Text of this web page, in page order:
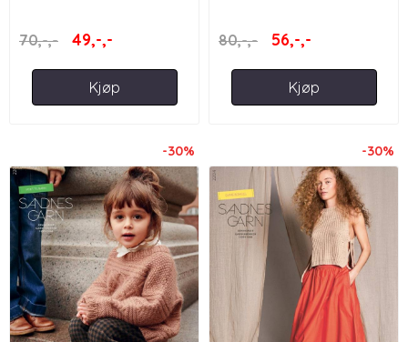
70,-,- 49,-,-
Kjøp
80,-,- 56,-,-
Kjøp
-30% -30%